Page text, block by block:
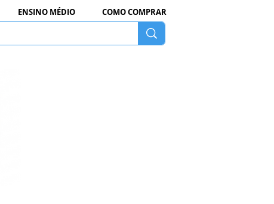
ENSINO MÉDIO COMO COMPRAR